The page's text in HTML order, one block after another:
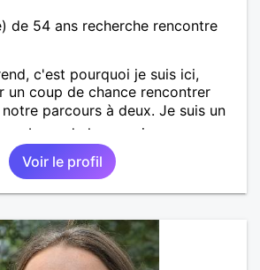
de 54 ans recherche rencontre
c'est pourquoi je suis ici,
un coup de chance rencontrer
notre parcours à deux. Je suis un
bavarde lorsque je me sens
vos nouvelles.
Voir le profil